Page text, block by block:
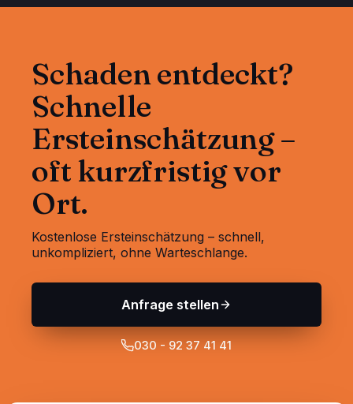
Schaden entdeckt?
Schnelle
Ersteinschätzung –
oft kurzfristig vor
Ort.
Kostenlose Ersteinschätzung – schnell,
unkompliziert, ohne Warteschlange.
Anfrage stellen
030 - 92 37 41 41